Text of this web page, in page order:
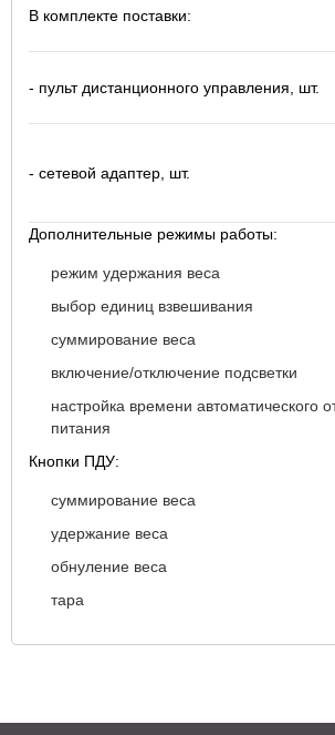
В комплекте поставки:
- пульт дистанционного управления, шт.
- сетевой адаптер, шт.
Дополнительные режимы работы:
режим удержания веса
выбор единиц взвешивания
суммирование веса
включение/отключение подсветки
настройка времени автоматического
питания
Кнопки ПДУ:
суммирование веса
удержание веса
обнуление веса
тара